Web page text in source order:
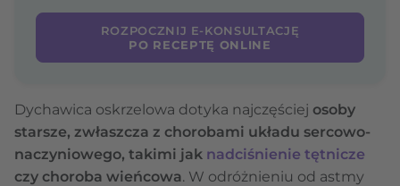
ROZPOCZNIJ E-KONSULTACJĘ
PO RECEPTĘ ONLINE
Dychawica oskrzelowa dotyka najczęściej osoby
starsze, zwłaszcza z chorobami układu sercowo-
naczyniowego, takimi jak nadciśnienie tętnicze
czy choroba wieńcowa. W odróżnieniu od astmy